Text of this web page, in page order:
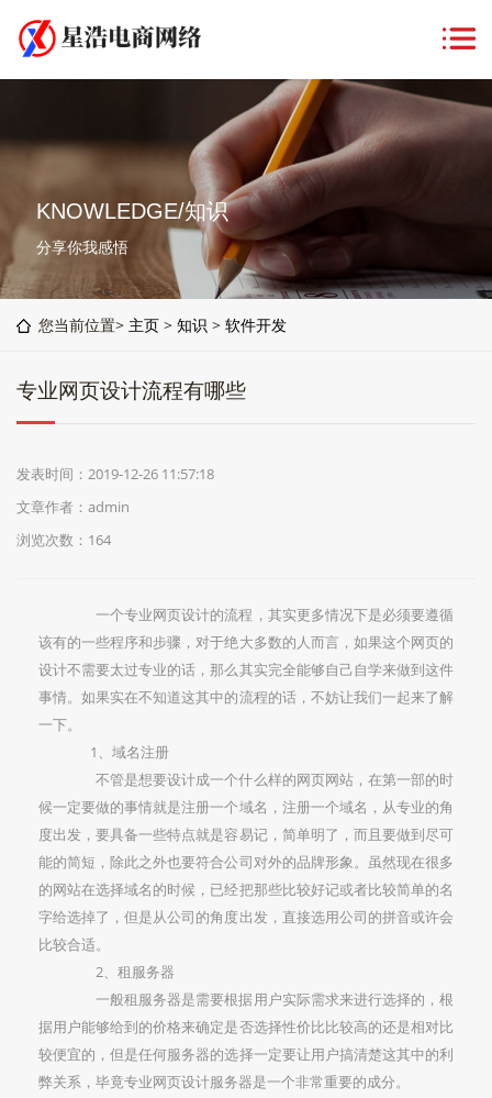
KNOWLEDGE/知识
分享你我感悟
您当前位置> 主页 > 知识 > 软件开发
专业网页设计流程有哪些
发表时间：2019-12-26 11:57:18
文章作者：admin
浏览次数： 164
一个专业网页设计的流程，其实更多情况下是必须要遵循
该有的一些程序和步骤，对于绝大多数的人而言，如果这个网页的
设计不需要太过专业的话，那么其实完全能够自己自学来做到这件
事情。如果实在不知道这其中的流程的话，不妨让我们一起来了解
一下。
1、域名注册
不管是想要设计成一个什么样的网页网站，在第一部的时
候一定要做的事情就是注册一个域名，注册一个域名，从专业的角
度出发，要具备一些特点就是容易记，简单明了，而且要做到尽可
能的简短，除此之外也要符合公司对外的品牌形象。虽然现在很多
的网站在选择域名的时候，已经把那些比较好记或者比较简单的名
字给选掉了，但是从公司的角度出发，直接选用公司的拼音或许会
比较合适。
2、租服务器
一般租服务器是需要根据用户实际需求来进行选择的，根
据用户能够给到的价格来确定是否选择性价比比较高的还是相对比
较便宜的，但是任何服务器的选择一定要让用户搞清楚这其中的利
弊关系，毕竟专业网页设计服务器是一个非常重要的成分。